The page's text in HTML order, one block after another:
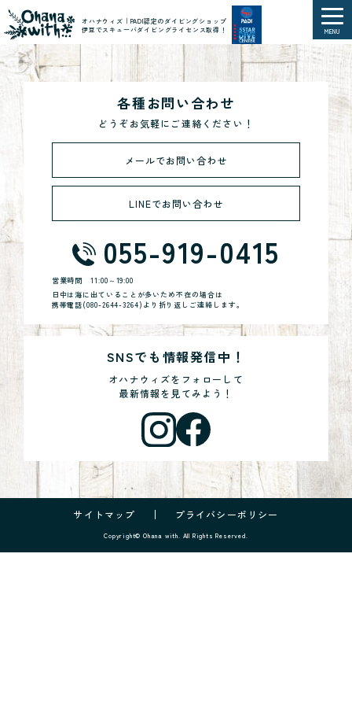
オハナウィズ｜PADI認定のダイビングショップ
伊豆でスキューバダイビングライセンス取得！
MENU
各種お問い合わせ
どうぞお気軽にご連絡ください！
メールでお問い合わせ
LINEでお問い合わせ
055-919-0415
営業時間11:00～19:00
日中は海に出ていることが多いため不在の場合は
携帯電話(080-2644-3264)より折り返しご連絡します。
SNSでも情報発信中！
オハナウィズをフォローして
最新情報を見てみよう！
サイトマップ プライバシーポリシー
Copyright© Ohana with. All Rights Reserved.